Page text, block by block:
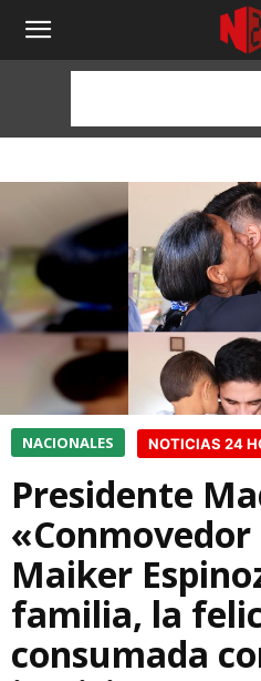
NOTICIAS
HORAS
NACIONALES NOTICIAS 24
Presidente
Maiker
familia, la
consumada